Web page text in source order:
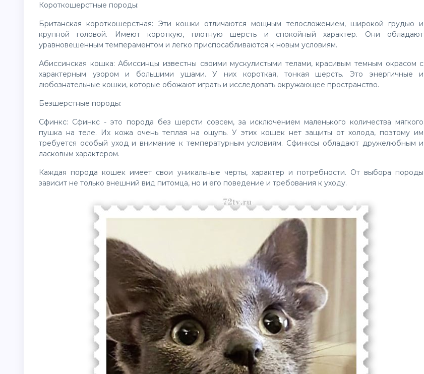
Короткошерстные породы:
Британская короткошерстная: Эти кошки отличаются мощным телосложением, широкой грудью и
крупной головой. Имеют короткую, плотную шерсть и спокойный характер. Они обладают
уравновешенным темпераментом и легко приспосабливаются к новым условиям.
Абиссинская кошка: Абиссинцы известны своими мускулистыми телами, красивым темным окрасом с
характерным узором и большими ушами. У них короткая, тонкая шерсть. Это энергичные и
любознательные кошки, которые обожают играть и исследовать окружающее пространство.
Безшерстные породы:
Сфинкс: Сфинкс - это порода без шерсти совсем, за исключением маленького количества мягкого
пушка на теле. Их кожа очень теплая на ощупь. У этих кошек нет защиты от холода, поэтому им
требуется особый уход и внимание к температурным условиям. Сфинксы обладают дружелюбным и
ласковым характером.
Каждая порода кошек имеет свои уникальные черты, характер и потребности. От выбора породы
зависит не только внешний вид питомца, но и его поведение и требования к уходу.